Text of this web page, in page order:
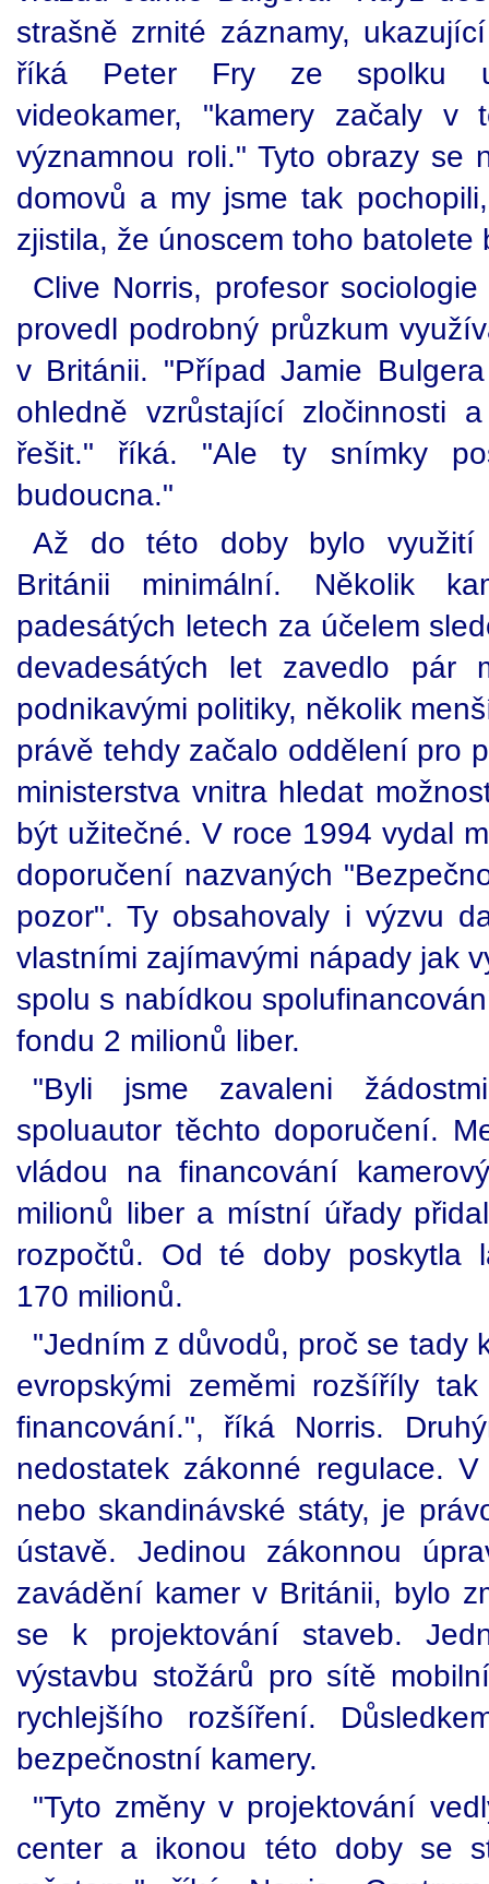
strašně zrnité záznamy,
říká Peter Fry ze spolku
videokamer, "kamery začaly v
významnou roli." Tyto obrazy se
domovů a my jsme tak
zjistila, že únoscem toho batolete
Clive Norris, profesor
provedl podrobný průzkum
v Británii. "Případ Jamie
ohledně vzrůstající zločinnosti
řešit." říká. "Ale ty snímky
budoucna."
Až do této doby bylo využití
Británii minimální. Několik
padesátých letech za účelem
devadesátých let zavedlo pár
podnikavými politiky, několik
právě tehdy začalo oddělení pro
ministerstva vnitra hledat
být užitečné. V roce 1994 vydal
doporučení nazvaných
pozor". Ty obsahovaly i výzvu
vlastními zajímavými nápady jak
spolu s nabídkou
fondu 2 milionů liber.
"Byli jsme zavaleni
spoluautor těchto doporučení.
vládou na financování
milionů liber a místní úřady
rozpočtů. Od té doby poskytla
170 milionů.
"Jedním z důvodů, proč se tady
evropskými zeměmi rozšíříly
financování.", říká Norris.
nedostatek zákonné regulace.
nebo skandinávské státy, je
ústavě. Jedinou zákonnou
zavádění kamer v Británii, bylo
se k projektování staveb.
výstavbu stožárů pro sítě
rychlejšího rozšíření.
bezpečnostní kamery.
"Tyto změny v projektování
center a ikonou této doby se